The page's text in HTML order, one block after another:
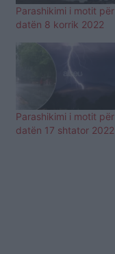
Parashikimi i motit për
datën 8 korrik 2022
Parashikimi i motit për
datën 17 shtator 2022